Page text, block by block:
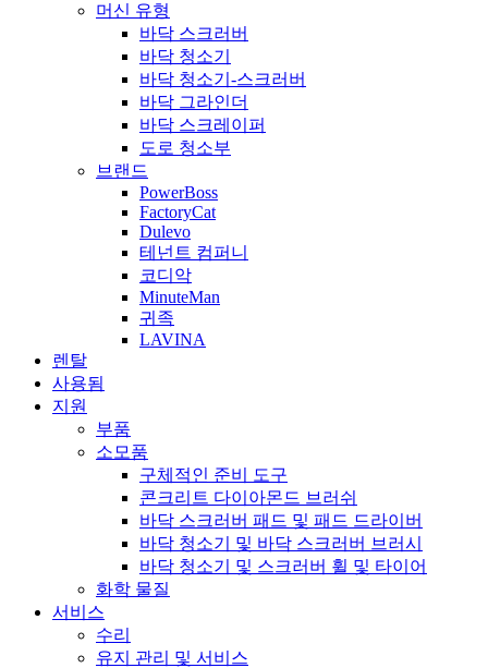
머신 유형
바닥 스크러버
바닥 청소기
바닥 청소기-스크러버
바닥 그라인더
바닥 스크레이퍼
도로 청소부
브랜드
PowerBoss
FactoryCat
Dulevo
테넌트 컴퍼니
코디악
MinuteMan
귀족
LAVINA
렌탈
사용됨
지원
부품
소모품
구체적인 준비 도구
콘크리트 다이아몬드 브러쉬
바닥 스크러버 패드 및 패드 드라이버
바닥 청소기 및 바닥 스크러버 브러시
바닥 청소기 및 스크러버 휠 및 타이어
화학 물질
서비스
수리
유지 관리 및 서비스